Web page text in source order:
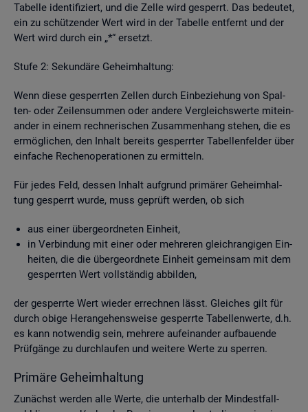
Ta­bel­le iden­ti­fi­ziert, und die Zelle wird ge­sperrt. Das be­deu­tet,
ein zu schüt­zen­der Wert wird in der Ta­bel­le ent­fernt und der
Wert wird durch ein „*“ er­setzt.
Stufe 2: Se­kun­dä­re Ge­heim­hal­tung:
Wenn diese ge­sperr­ten Zel­len durch Ein­be­zie­hung von Spal­
ten- oder Zei­len­sum­men oder an­de­re Ver­gleichs­wer­te mit­ein­
an­der in einem rech­ne­ri­schen Zu­sam­men­hang ste­hen, die es
er­mög­li­chen, den In­halt be­reits ge­sperr­ter Ta­bel­len­fel­der über
ein­fa­che Re­chen­ope­ra­tio­nen zu er­mit­teln.
Für jedes Feld, des­sen In­halt auf­grund pri­mä­rer Ge­heim­hal­
tung ge­sperrt wurde, muss ge­prüft wer­den, ob sich
aus einer über­ge­ord­ne­ten Ein­heit,
in Ver­bin­dung mit einer oder meh­re­ren gleich­ran­gi­gen Ein­
hei­ten, die die über­ge­ord­ne­te Ein­heit ge­mein­sam mit dem
ge­sperr­ten Wert voll­stän­dig ab­bil­den,
der ge­sperr­te Wert wie­der er­rech­nen lässt. Glei­ches gilt für
durch obige Her­an­ge­hens­wei­se ge­sperr­te Ta­bel­len­wer­te, d.h.
es kann not­wen­dig sein, meh­re­re auf­ein­an­der auf­bau­en­de
Prüf­gän­ge zu durch­lau­fen und wei­te­re Werte zu sper­ren.
Pri­mä­re Ge­heim­hal­tung
Zu­nächst wer­den alle Werte, die un­ter­halb der Min­dest­fall­